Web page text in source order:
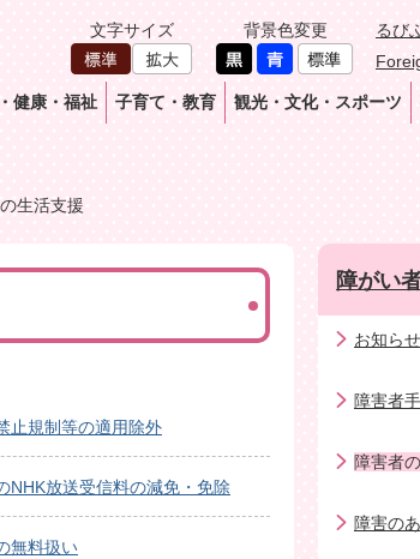
文字サイズ 背景色変更
るび
健康・福祉 子育て・教育 観光・文化・スポーツ
生活支援
止規制等の適用除外
NHK放送受信料の減免・免除
無料扱い
障がい
お知らせ
障害者
障害者
障害の